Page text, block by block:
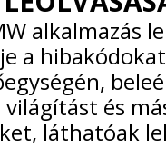
alkalmazás
a
világítást és
láthatóak